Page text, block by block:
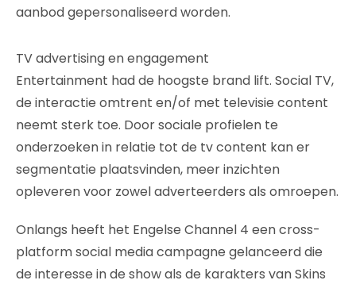
aanbod gepersonaliseerd worden.
TV advertising en engagement
Entertainment had de hoogste brand lift. Social TV,
de interactie omtrent en/of met televisie content
neemt sterk toe. Door sociale profielen te
onderzoeken in relatie tot de tv content kan er
segmentatie plaatsvinden, meer inzichten
opleveren voor zowel adverteerders als omroepen.
Onlangs heeft het Engelse Channel 4 een cross-
platform social media campagne gelanceerd die
de interesse in de show als de karakters van Skins